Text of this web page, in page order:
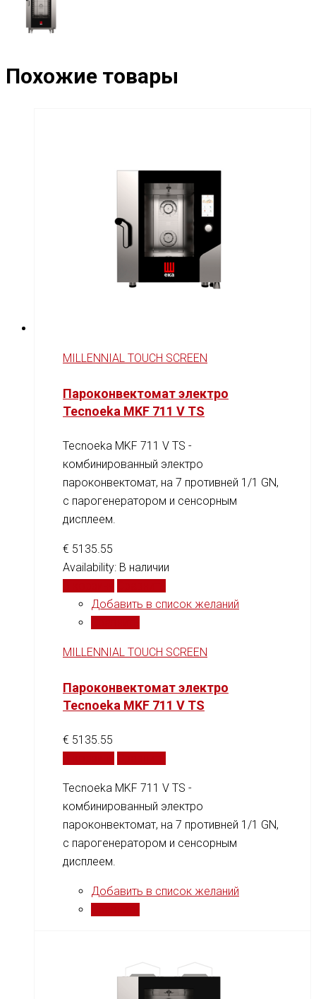
Похожие товары
MILLENNIAL TOUCH SCREEN
Пароконвектомат электро
Tecnoeka MKF 711 V TS
Tecnoeka MKF 711 V TS -
комбинированный электро
пароконвектомат, на 7 противней 1/1 GN,
c парогенератором и сенсорным
дисплеем.
€ 5135.55
Availability: В наличии
Добавить в список желаний
MILLENNIAL TOUCH SCREEN
Пароконвектомат электро
Tecnoeka MKF 711 V TS
€ 5135.55
Tecnoeka MKF 711 V TS -
комбинированный электро
пароконвектомат, на 7 противней 1/1 GN,
c парогенератором и сенсорным
дисплеем.
Добавить в список желаний